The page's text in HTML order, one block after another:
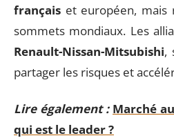
français et européen, mais
sommets mondiaux. Les
Renault-Nissan-Mitsubishi,
partager les risques et
Lire également : Marché
qui est le leader ?